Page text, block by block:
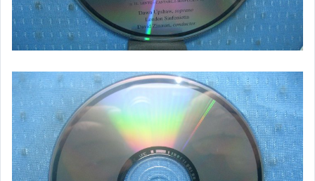
卡拉OK DVD光碟
DVD演唱會光碟
DVD電影光碟
原版卡帶
原版藍光遊戲光碟